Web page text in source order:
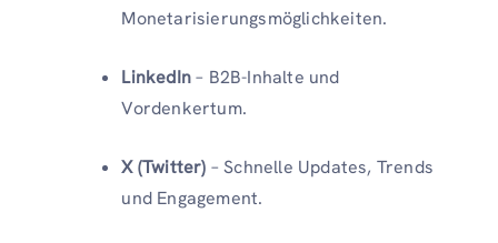
Monetarisierungsmöglichkeiten.
LinkedIn– B2B-Inhalte und
Vordenkertum.
X (Twitter) – Schnelle Updates, Trends
und Engagement.